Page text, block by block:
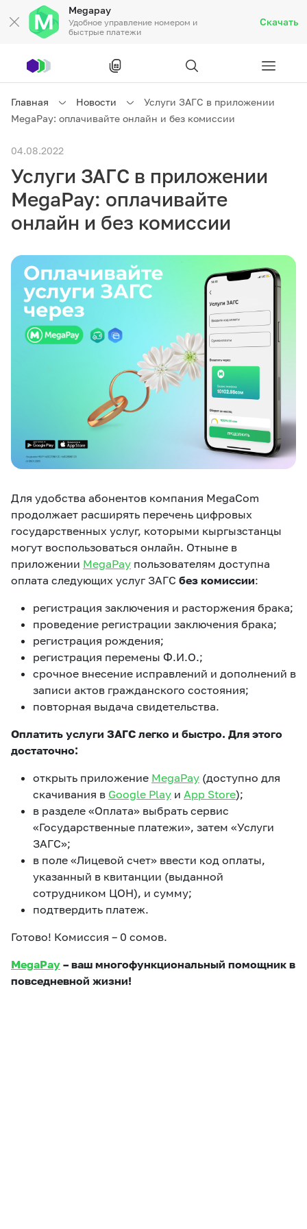
Megapay
Удобное управление номером и
быстрые платежи
Скачать
Частным клиентам
Бизнесу
Связь
eSIM
Соц.сети
Звонки и SMS Подбор номера Доставка SIM
Карта офисов и
покрытие
Сервисы
MegaTV MegaPay MegaKassa
Главная Новости
Услуги ЗАГС в приложении
MegaPay: оплачивайте онлайн и без комиссии
04.08.2022
Услуги ЗАГС в приложении
MegaPay: оплачивайте
онлайн и без комиссии
Для удобства абонентов компания MegaCom
продолжает расширять перечень цифровых
государственных услуг, которыми кыргызстанцы
могут воспользоваться онлайн. Отныне в
приложении MegaPay пользователям доступна
оплата следующих услуг ЗАГС без комиссии:
регистрация заключения и расторжения брака;
проведение регистрации заключения брака;
регистрация рождения;
регистрация перемены Ф.И.О.;
срочное внесение исправлений и дополнений в
записи актов гражданского состояния;
повторная выдача свидетельства.
Оплатить услуги ЗАГС легко и быстро. Для этого
достаточно:
открыть приложение MegaPay (доступно для
скачивания в Google Play и App Store);
в разделе «Оплата» выбрать сервис
«Государственные платежи», затем «Услуги
ЗАГС»;
в поле «Лицевой счет» ввести код оплаты,
указанный в квитанции (выданной
сотрудником ЦОН), и сумму;
подтвердить платеж.
Готово! Комиссия – 0 сомов.
MegaPay – ваш многофункциональный помощник в
повседневной жизни!